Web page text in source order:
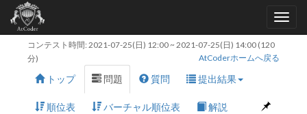
コンテスト時間: 2021-07-25(日) 12:00~ 2021-07-25(日) 14:00 (120
分)
AtCoderホームへ戻る
トップ 問題 質問 提出結果
順位表 バーチャル順位表 解説